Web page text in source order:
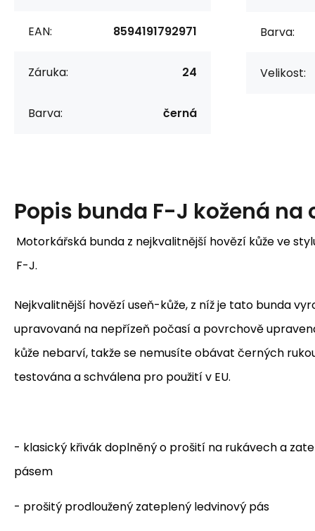
EAN: 8594191792971
Záruka: 24
Barva: černá
Barva:
Velikost:
Popis bunda F-J kožená na
Motorkářská bunda z nejkvalitnější hovězí kůže ve stylu
F-J.
Nejkvalitnější hovězí useň-kůže, z níž je tato bunda
upravovaná na nepřízeň počasí a povrchově
kůže nebarví, takže se nemusíte obávat černých
testována a schválena pro použití v EU.
- klasický křivák doplněný o prošití na rukávech a
pásem
- prošitý prodloužený zateplený ledvinový pás